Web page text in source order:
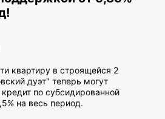
квартиру в строящейся 2
дуэт" теперь могут
по субсидированной
на весь период.